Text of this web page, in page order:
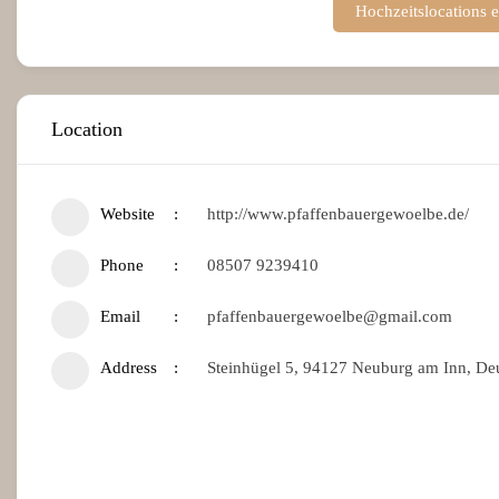
Hochzeitslocations
Location
Website http://www.pfaffenbauergewoelbe.de/
Phone 08507 9239410
Email pfaffenbauergewoelbe@gmail.com
Address Steinhügel 5, 94127 Neuburg am Inn,